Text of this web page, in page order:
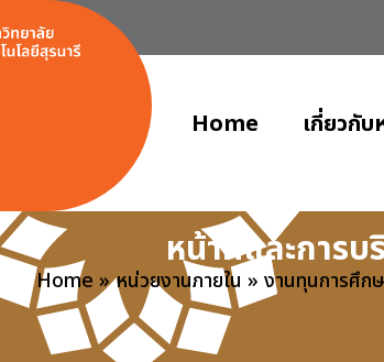
Home เกี่ยวกั
หน้าที่และการบ
Home »หน่วยงานภายใน » งานทุนการศึก